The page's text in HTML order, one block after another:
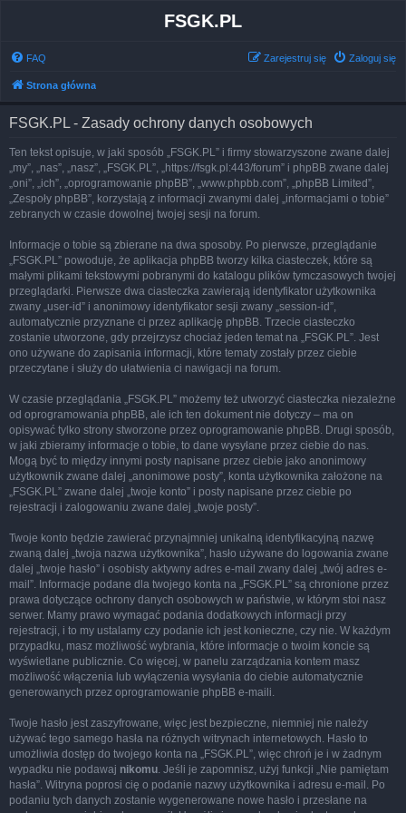
FSGK.PL
FAQ Zaloguj się
Zarejestruj się
Strona główna
FSGK.PL - Zasady ochrony danych osobowych
Ten tekst opisuje, w jaki sposób „FSGK.PL” i firmy stowarzyszone zwane dalej
„my”, „nas”, „nasz”, „FSGK.PL”, „https://fsgk.pl:443/forum” i phpBB zwane dalej
„oni”, „ich”, „oprogramowanie phpBB”, „www.phpbb.com”, „phpBB Limited”,
„Zespoły phpBB”, korzystają z informacji zwanymi dalej „informacjami o tobie”
zebranych w czasie dowolnej twojej sesji na forum.
Informacje o tobie są zbierane na dwa sposoby. Po pierwsze, przeglądanie
„FSGK.PL” powoduje, że aplikacja phpBB tworzy kilka ciasteczek, które są
małymi plikami tekstowymi pobranymi do katalogu plików tymczasowych twojej
przeglądarki. Pierwsze dwa ciasteczka zawierają identyfikator użytkownika
zwany „user-id” i anonimowy identyfikator sesji zwany „session-id”,
automatycznie przyznane ci przez aplikację phpBB. Trzecie ciasteczko
zostanie utworzone, gdy przejrzysz chociaż jeden temat na „FSGK.PL”. Jest
ono używane do zapisania informacji, które tematy zostały przez ciebie
przeczytane i służy do ułatwienia ci nawigacji na forum.
W czasie przeglądania „FSGK.PL” możemy też utworzyć ciasteczka niezależne
od oprogramowania phpBB, ale ich ten dokument nie dotyczy – ma on
opisywać tylko strony stworzone przez oprogramowanie phpBB. Drugi sposób,
w jaki zbieramy informacje o tobie, to dane wysyłane przez ciebie do nas.
Mogą być to między innymi posty napisane przez ciebie jako anonimowy
użytkownik zwane dalej „anonimowe posty”, konta użytkownika założone na
„FSGK.PL” zwane dalej „twoje konto” i posty napisane przez ciebie po
rejestracji i zalogowaniu zwane dalej „twoje posty”.
Twoje konto będzie zawierać przynajmniej unikalną identyfikacyjną nazwę
zwaną dalej „twoja nazwa użytkownika”, hasło używane do logowania zwane
dalej „twoje hasło” i osobisty aktywny adres e-mail zwany dalej „twój adres e-
mail”. Informacje podane dla twojego konta na „FSGK.PL” są chronione przez
prawa dotyczące ochrony danych osobowych w państwie, w którym stoi nasz
serwer. Mamy prawo wymagać podania dodatkowych informacji przy
rejestracji, i to my ustalamy czy podanie ich jest konieczne, czy nie. W każdym
przypadku, masz możliwość wybrania, które informacje o twoim koncie są
wyświetlane publicznie. Co więcej, w panelu zarządzania kontem masz
możliwość włączenia lub wyłączenia wysyłania do ciebie automatycznie
generowanych przez oprogramowanie phpBB e-maili.
Twoje hasło jest zaszyfrowane, więc jest bezpieczne, niemniej nie należy
używać tego samego hasła na różnych witrynach internetowych. Hasło to
umożliwia dostęp do twojego konta na „FSGK.PL”, więc chroń je i w żadnym
wypadku nie podawaj nikomu. Jeśli je zapomnisz, użyj funkcji „Nie pamiętam
hasła”. Witryna poprosi cię o podanie nazwy użytkownika i adresu e-mail. Po
podaniu tych danych zostanie wygenerowane nowe hasło i przesłane na